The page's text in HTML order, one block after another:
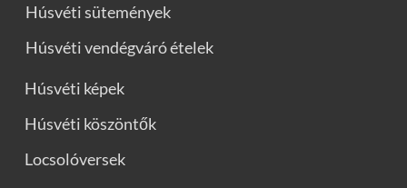
Húsvéti sütemények
Húsvéti vendégváró ételek
Húsvéti képek
Húsvéti köszöntők
Locsolóversek